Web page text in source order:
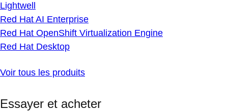
Lightwell
Red Hat AI Enterprise
Red Hat OpenShift Virtualization Engine
Red Hat Desktop
Voir tous les produits
Essayer et acheter